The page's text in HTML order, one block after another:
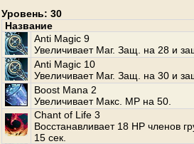
Уровень: 30
Название
Anti Magic 9
Увеличивает Маг. Защ. на 28 и
Anti Magic 10
Увеличивает Маг. Защ. на 30 и
Boost Mana 2
Увеличивает Макс. MP на 50.
Chant of Life 3
Восстанавливает 18 HP членов
15 сек.